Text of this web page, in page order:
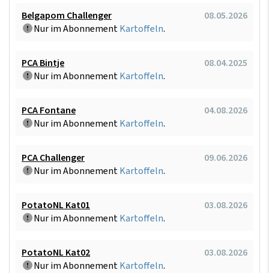
Belgapom Challenger
08.05.2026
Nur im AbonnementKartoffeln.
PCA Bintje
08.04.2025
Nur im AbonnementKartoffeln.
PCA Fontane
04.08.2026
Nur im AbonnementKartoffeln.
PCA Challenger
09.06.2026
Nur im AbonnementKartoffeln.
PotatoNL Kat01
03.08.2026
Nur im AbonnementKartoffeln.
PotatoNL Kat02
03.08.2026
Nur im AbonnementKartoffeln.